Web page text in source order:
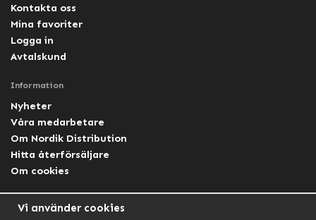
Kontakta oss
Mina favoriter
Logga in
Avtalskund
Information
Nyheter
Våra medarbetare
Om Nordik Distribution
Hitta återförsäljare
Om cookies
Vi använder cookies